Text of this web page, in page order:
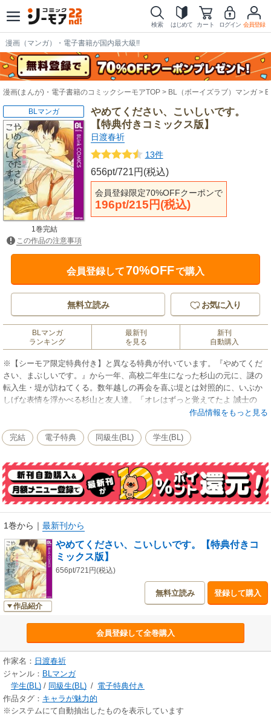
検索 はじめて カート ログイン 会員登録
漫画（マンガ）・電子書籍が国内最大級!!
漫画(まんが)・電子書籍のコミックシーモアTOP BL（ボーイズラブ）マンガ
やめてください、こいしいです。
【特典付きコミックス版】
日渡春祈
13件
656pt/721円(税込)
会員登録限定70%OFFクーポンで
196pt/215円(税込)
BLマンガ
1巻完結
この作品の注意事項
会員登録して70%OFFで購入
無料立読み お気に入り
BLマンガ
ランキング
最新刊
を見る
新刊
自動購入
※【シーモア限定特典付き】と異なる特典が付いています。『やめてくだ
さい、まぶしいです。』から一年、高校二年生になった杉山の元に、謎の
転入生・堤が訪ねてくる。数年越しの再会を喜ぶ堤とは対照的に、いぶか
しげな表情を浮かべる杉山と友人達。「オレはずっと覚えてたよ 誠士の
事」そう告げる堤の笑顔は、何処か含みのあるものだった。一人で抱え込
杉山にゆっくりと近付いていく堤。 複雑な三人の関係の行方は──…？
作品情報をもっと見る
完結 電子特典 同級生(BL) 学生(BL)
1巻から ｜ 最新刊から
作品紹介
やめてください、こいしいです。【特典付きコ
ミックス版】
656pt/721円(税込)
無料立読み 登録して購入
会員登録して全巻購入
作家名： 日渡春祈
ジャンル： BLマンガ
学生(BL) / 同級生(BL) / 電子特典付き
作品タグ： キャラが魅力的
※システムにて自動抽出したものを表示しています